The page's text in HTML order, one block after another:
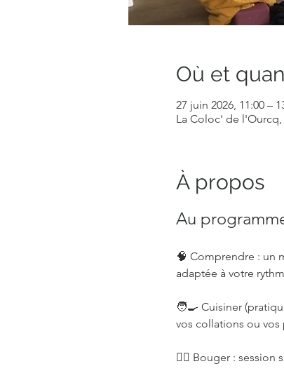
Où et
27 juin 2026, 11:00 –
La Coloc' de l'Ourcq,
À propos
Au
🧠 Comprendre : un
adaptée à votre
🧑‍🍳 Cuisiner
vos collations ou
🏋️‍♀️ Bouger : session